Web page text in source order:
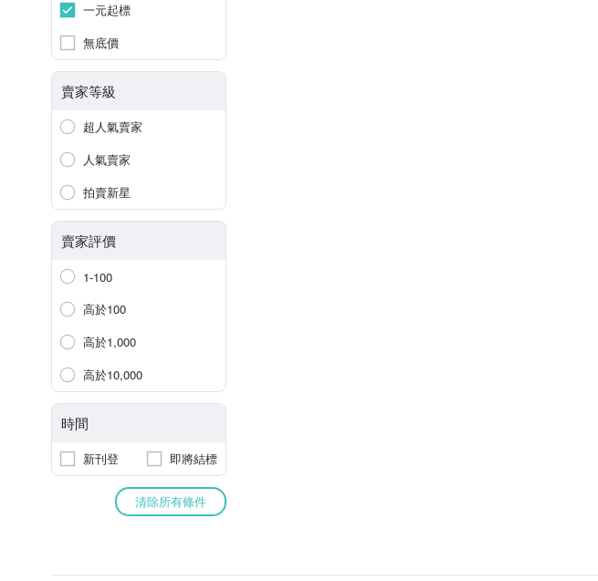
一元起標
無底價
賣家等級
超人氣賣家
人氣賣家
拍賣新星
賣家評價
1-100
高於100
高於1,000
高於10,000
時間
新刊登 即將結標
清除所有條件